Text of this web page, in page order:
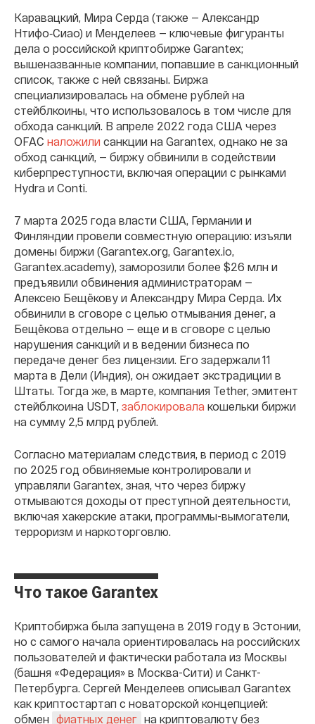
Каравацкий, Мира Серда (также — Александр
Нтифо‑Сиао) и Менделеев — ключевые фигуранты
дела о российской криптобирже Garantex;
вышеназванные компании, попавшие в санкционный
список, также с ней связаны. Биржа
специализировалась на обмене рублей на
стейблкоины, что использовалось в том числе для
обхода санкций. В апреле 2022 года США через
OFAC наложили санкции на Garantex, однако не за
обход санкций, — биржу обвинили в содействии
киберпреступности, включая операции с рынками
Hydra и Conti.
7 марта 2025 года власти США, Германии и
Финляндии провели совместную операцию: изъяли
домены биржи (Garantex.org, Garantex.io,
Garantex.academy), заморозили более $26 млн и
предъявили обвинения администраторам —
Алексею Бещёкову и Александру Мира Серда. Их
обвинили в сговоре с целью отмывания денег, а
Бещёкова отдельно — еще и в сговоре с целью
нарушения санкций и в ведении бизнеса по
передаче денег без лицензии. Его задержали 11
марта в Дели (Индия), он ожидает экстрадиции в
Штаты. Тогда же, в марте, компания Tether, эмитент
стейблкоина USDT, заблокировала кошельки биржи
на сумму 2,5 млрд рублей.
Согласно материалам следствия, в период с 2019
по 2025 год обвиняемые контролировали и
управляли Garantex, зная, что через биржу
отмываются доходы от преступной деятельности,
включая хакерские атаки, программы-вымогатели,
терроризм и наркоторговлю.
Что такое Garantex
Криптобиржа была запущена в 2019 году в Эстонии,
но с самого начала ориентировалась на российских
пользователей и фактически работала из Москвы
(башня «Федерация» в Москва-Сити) и Санкт-
Петербурга. Сергей Менделеев описывал Garantex
как криптостартап с новаторской концепцией:
обмен фиатных денег на криптовалюту без